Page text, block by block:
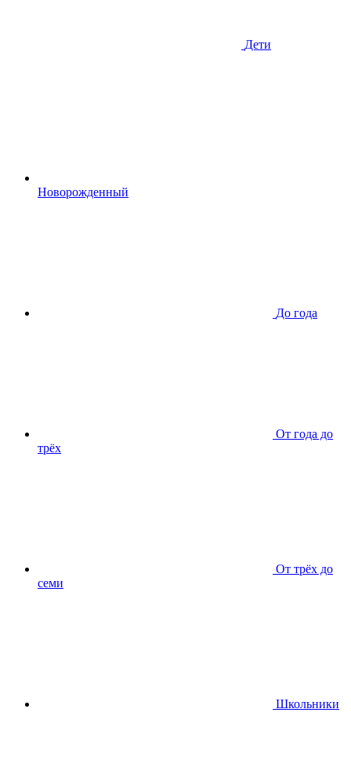
Дети
Новорожденный
До года
От года до
трёх
От трёх до
семи
Школьники